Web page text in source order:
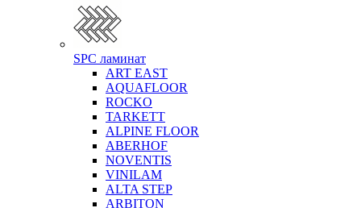
SPC ламинат
ART EAST
AQUAFLOOR
ROCKO
TARKETT
ALPINE FLOOR
ABERHOF
NOVENTIS
VINILAM
ALTA STEP
ARBITON